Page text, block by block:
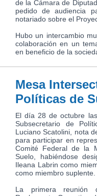
de la Cámara de
pedido de audiencia
notariado sobre el
Hubo un intercambio
colaboración en un
en beneficio de la
Mesa
Políticas de
El día 28 de octubre
Subsecretario de
Luciano Scatolini, nota
para participar en
Comité Federal de la
Suelo, habiéndose
Ileana Labrin como
como miembro suplente.
La primera reunión